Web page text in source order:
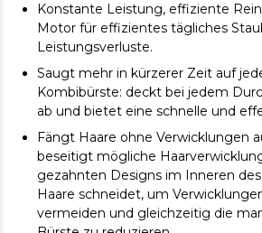
Konstante Leistung, effiziente
Motor für effizientes tägliches
Leistungsverluste.
Saugt mehr in kürzerer Zeit auf
Kombibürste: deckt bei jedem
ab und bietet eine schnelle und
Fängt Haare ohne Verwicklungen
beseitigt mögliche
gezahnten Designs im Inneren
Haare schneidet, um
vermeiden und gleichzeitig die